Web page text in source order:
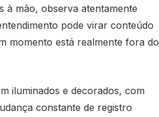
à mão, observa atentamente
pode virar conteúdo
momento está realmente fora do
iluminados e decorados, com
constante de registro